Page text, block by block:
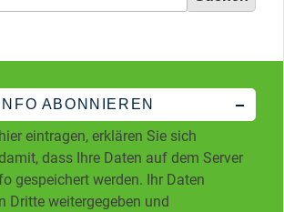
ABONNIEREN
eintragen, erklären Sie sich
dass Ihre Daten auf dem Server
gespeichert werden. Ihr Daten
Dritte weitergegeben und